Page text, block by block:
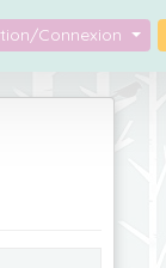
Connexion